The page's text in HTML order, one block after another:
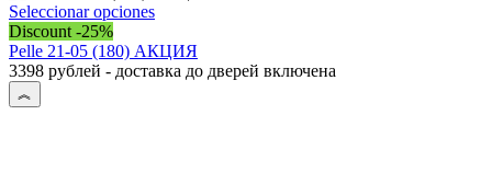
Seleccionar opcionesEste
tiene
múltiples
Discount -25%
Pelle 21-05 (180) АКЦИЯ
3398 рублей - доставка до дверей включена